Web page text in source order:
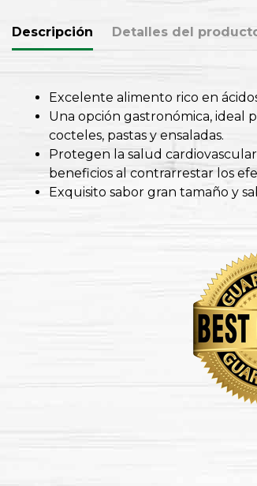
Descripción Detalles del
Excelente alimento rico en
Una opción gastronómica, ideal
cocteles, pastas y ensaladas.
Protegen la salud
beneficios al contrarrestar los
Exquisito sabor gran tamaño y